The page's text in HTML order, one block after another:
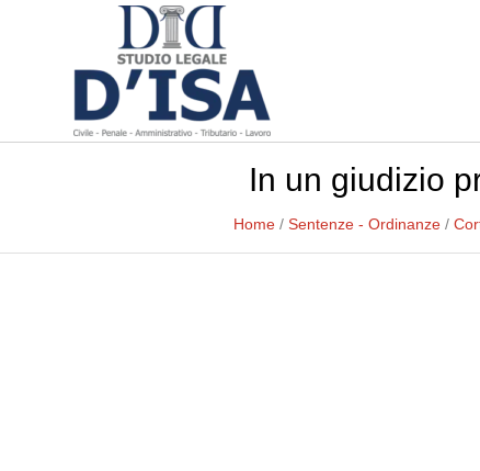
In un giudizio
Home / Sentenze - Ordinanze /